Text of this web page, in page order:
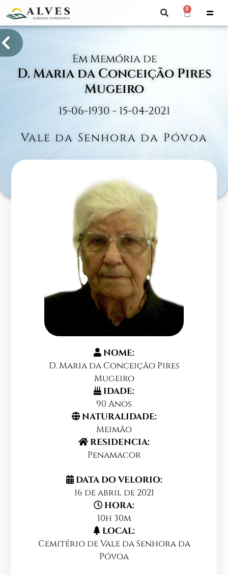
0
Em Memória de
D. Maria da Conceição Pires
Mugeiro
15-06-1930 - 15-04-2021
Vale da Senhora da Póvoa
NOME:
D. Maria da Conceição Pires
Mugeiro
IDADE:
90 Anos
NATURALIDADE:
Meimão
RESIDENCIA:
Penamacor
DATA DO VELORIO:
16 de abril de 2021
HORA:
10h 30m
LOCAL:
Cemitério de Vale da Senhora da
Póvoa